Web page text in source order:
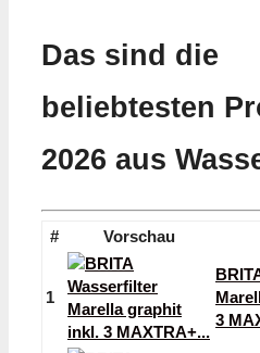
Das sind die
beliebtesten
2026 aus
# Vorschau
1
3